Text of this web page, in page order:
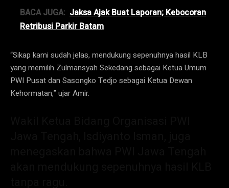
BACA JUGA: Jaksa Ajak Buat Laporan; Kebocoran
Retribusi Parkir Batam
“Sikap kami sudah jelas, mendukung sepenuhnya hasil KLB
yang memilih Zulmansyah Sekedang sebagai Ketua Umum
PWI Pusat dan Sasongko Tedjo sebagai Ketua Dewan
Kehormatan,” ujar Amir.